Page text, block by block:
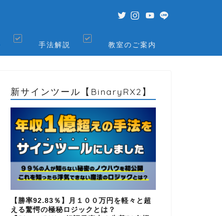
手法解説 教室のご案内
新サインツール【BinaryRX2】
【勝率92.83％】月１００万円を軽々と超
える驚愕の極秘ロジックとは？